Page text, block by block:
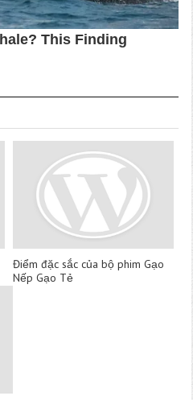
Điểm đặc sắc của bộ phim Gạo
Nếp Gạo Tẻ